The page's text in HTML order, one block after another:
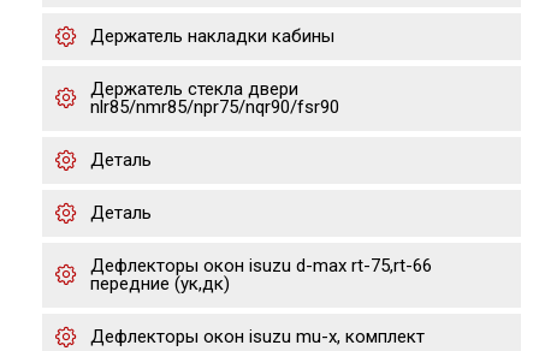
Держатель накладки кабины
Держатель стекла двери
nlr85/nmr85/npr75/nqr90/fsr90
Деталь
Деталь
Дефлекторы окон isuzu d-max rt-75,rt-66
передние (ук,дк)
Дефлекторы окон isuzu mu-x, комплект